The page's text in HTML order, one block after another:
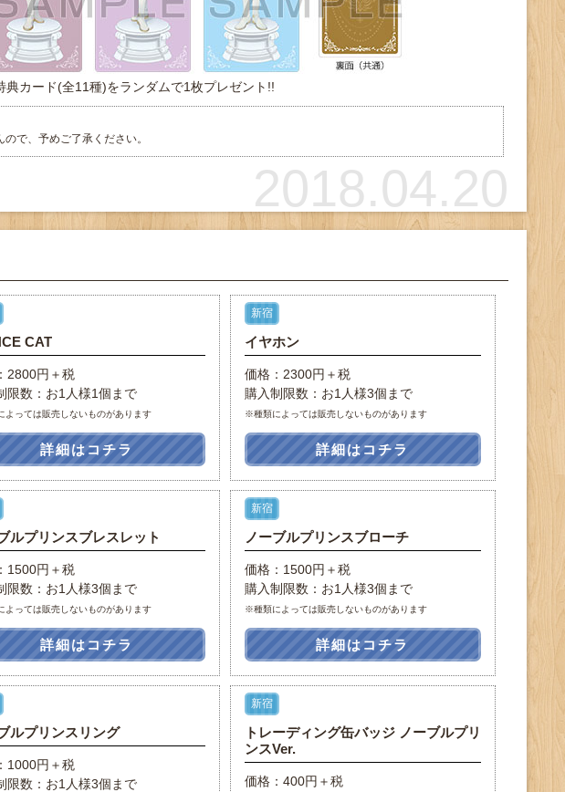
2018.04.20
カード(全11種)をランダムで1枚プレゼント!!
で、予めご了承ください。
CAT
2800円＋税
限数：お1人様1個まで
よっては販売しないものがあります
詳細はコチラ
新宿
イヤホン
価格：2300円＋税
購入制限数：お1人様3個まで
※種類によっては販売しないものがあります
詳細はコチラ
ルプリンスブレスレット
1500円＋税
限数：お1人様3個まで
よっては販売しないものがあります
詳細はコチラ
新宿
ノーブルプリンスブローチ
価格：1500円＋税
購入制限数：お1人様3個まで
※種類によっては販売しないものがあります
詳細はコチラ
ルプリンスリング
1000円＋税
限数：お1人様3個まで
新宿
トレーディング缶バッジ ノーブルプリ
ンスVer.
価格：400円＋税